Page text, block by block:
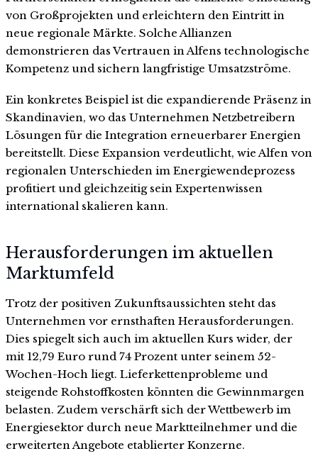
von Großprojekten und erleichtern den Eintritt in
neue regionale Märkte. Solche Allianzen
demonstrieren das Vertrauen in Alfens technologische
Kompetenz und sichern langfristige Umsatzströme.
Ein konkretes Beispiel ist die expandierende Präsenz in
Skandinavien, wo das Unternehmen Netzbetreibern
Lösungen für die Integration erneuerbarer Energien
bereitstellt. Diese Expansion verdeutlicht, wie Alfen von
regionalen Unterschieden im Energiewendeprozess
profitiert und gleichzeitig sein Expertenwissen
international skalieren kann.
Herausforderungen im aktuellen
Marktumfeld
Trotz der positiven Zukunftsaussichten steht das
Unternehmen vor ernsthaften Herausforderungen.
Dies spiegelt sich auch im aktuellen Kurs wider, der
mit 12,79 Euro rund 74 Prozent unter seinem 52-
Wochen-Hoch liegt. Lieferkettenprobleme und
steigende Rohstoffkosten könnten die Gewinnmargen
belasten. Zudem verschärft sich der Wettbewerb im
Energiesektor durch neue Marktteilnehmer und die
erweiterten Angebote etablierter Konzerne.